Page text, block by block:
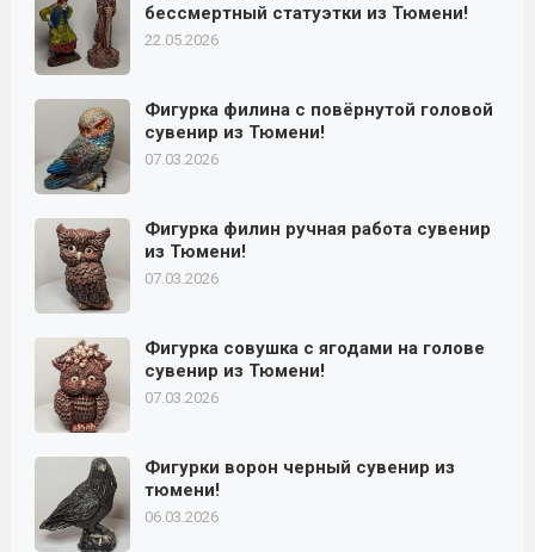
бессмертный статуэтки из Тюмени!
22.05.2026
Фигурка филина с повёрнутой головой
сувенир из Тюмени!
07.03.2026
Фигурка филин ручная работа сувенир
из Тюмени!
07.03.2026
Фигурка совушка с ягодами на голове
сувенир из Тюмени!
07.03.2026
Фигурки ворон черный сувенир из
тюмени!
06.03.2026